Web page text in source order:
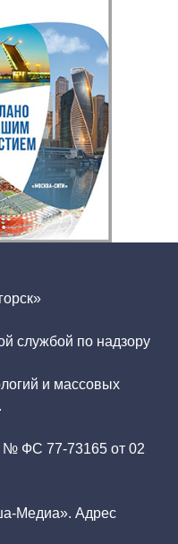
службой по надзору
и массовых
№ ФС 77-73165 от 02
Медиа». Адрес